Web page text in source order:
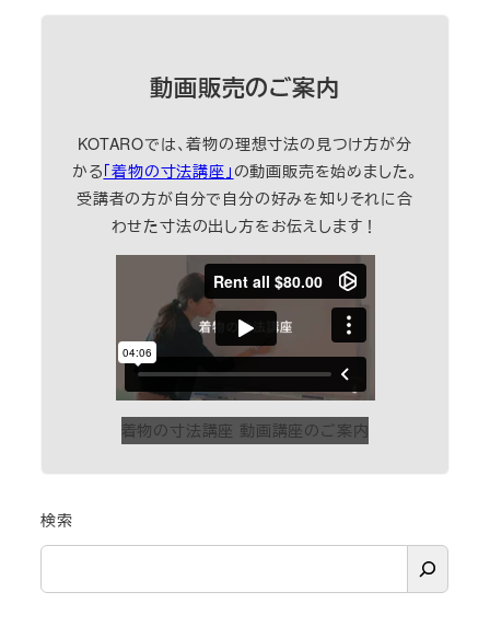
動画販売のご案内
KOTAROでは、着物の理想寸法の見つけ方が分
かる「着物の寸法講座」 の動画販売を始めました。
受講者の方が自分で自分の好みを知りそれに合
わせた寸法の出し方をお伝えします！
着物の寸法講座 動画講座のご案内
検索